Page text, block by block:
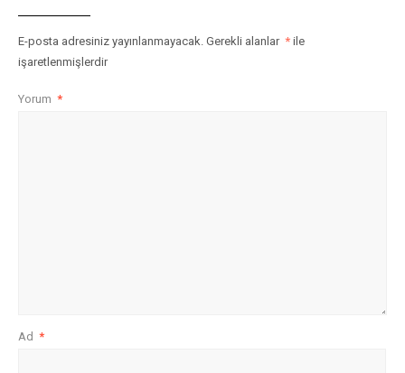
E-posta adresiniz yayınlanmayacak. Gerekli alanlar * ile
işaretlenmişlerdir
Yorum *
Ad *